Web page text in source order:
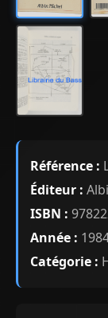
Référence :
Éditeur :
ISBN :
Année :
Catégorie :